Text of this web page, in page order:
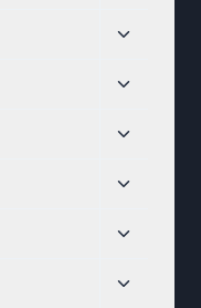
menu
Toggle
menu
Toggle
menu
Toggle
menu
Toggle
menu
Toggle
menu
Toggle